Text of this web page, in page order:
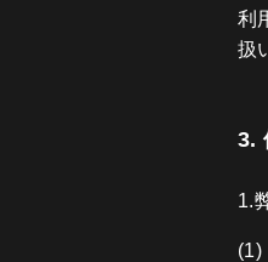
利
扱
3.
1.